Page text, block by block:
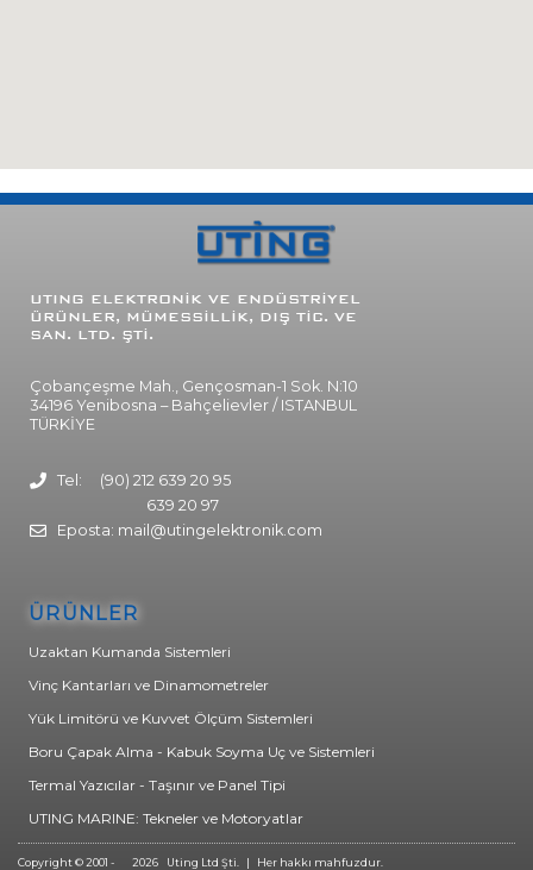
UTING ELEKTRONİK VE ENDÜSTRİYEL
ÜRÜNLER, MÜMESSİLLİK, DIŞ TİC. VE
SAN. LTD. ŞTİ.
Çobançeşme Mah., Gençosman-1 Sok. N:10
34196 Yenibosna – Bahçelievler / ISTANBUL
TÜRKİYE
Tel: (90) 212 639 20 95
639 20 97
Eposta: mail@utingelektronik.com
ÜRÜNLER
Uzaktan Kumanda Sistemleri
Vinç Kantarları ve Dinamometreler
Yük Limitörü ve Kuvvet Ölçüm Sistemleri
Boru Çapak Alma - Kabuk Soyma Uç ve Sistemleri
Termal Yazıcılar - Taşınır ve Panel Tipi
UTING MARINE: Tekneler ve Motoryatlar
Copyright © 2001 - 2026 Uting Ltd Şti. | Her hakkı mahfuzdur.